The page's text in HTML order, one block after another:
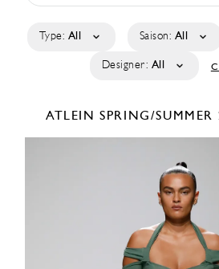
Type: All Saison: All
Designer: All
ATLEINSPRING/SUMMER